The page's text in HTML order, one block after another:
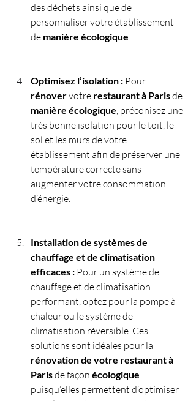
des déchets ainsi que de
personnaliser votre établissement
de manière écologique
Optimisez l’isolation : Pour
rénover votre restaurant à Paris de
manière écologique , préconisez une
très bonne isolation pour le toit, le
sol et les murs de votre
établissement afin de préserver une
température correcte sans
augmenter votre consommation
d’énergie.
Installation de systèmes de
chauffage et de climatisation
efficaces : Pour un système de
chauffage et de climatisation
performant, optez pour la pompe à
chaleur ou le système de
climatisation réversible. Ces
solutions sont idéales pour la
rénovation de votre restaurant à
Paris de façon écologique
puisqu’elles permettent d’optimiser